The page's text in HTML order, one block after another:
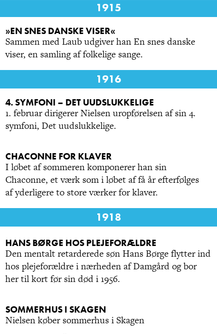
1915
»EN SNES DANSKE VISER«
Sammen med Laub udgiver han En snes danske
viser, en samling af folkelige sange.
1916
4. SYMFONI – DET UUDSLUKKELIGE
1. februar dirigerer Nielsen uropførelsen af sin 4.
symfoni, Det uudslukkelige.
CHACONNE FOR KLAVER
I løbet af sommeren komponerer han sin
Chaconne, et værk som i løbet af få år efterfølges
af yderligere to store værker for klaver.
1918
HANS BØRGE HOS PLEJEFORÆLDRE
Den mentalt retarderede søn Hans Børge flytter ind
hos plejeforældre i nærheden af Damgård og bor
her til kort før sin død i 1956.
SOMMERHUS I SKAGEN
Nielsen køber sommerhus i Skagen